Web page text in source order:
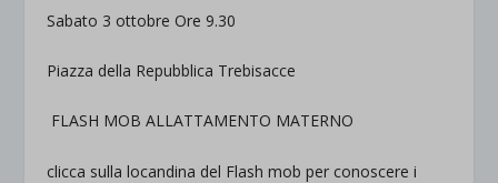
Sabato 3 ottobre Ore 9.30
Piazza della Repubblica Trebisacce
FLASH MOBALLATTAMENTO MATERNO
clicca sulla locandina del Flash mob per conoscere i